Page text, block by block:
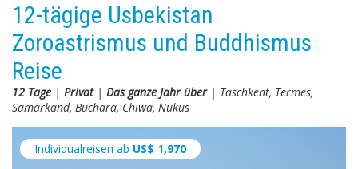
12-tägige Usbekistan
Zoroastrismus und Buddhismus
Reise
12 Tage | Privat| Das ganze Jahr über| Taschkent, Termes,
Samarkand, Buchara, Chiwa, Nukus
Individualreisen ab US$ 1,970